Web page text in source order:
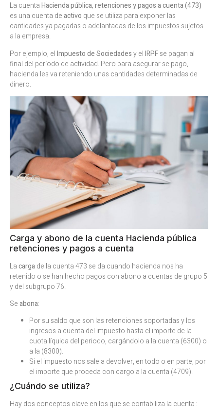
La cuentaHacienda pública, retenciones y pagos a cuenta (473)
es una cuenta deactivo que se utiliza para exponer las
cantidades ya pagadas o adelantadas de los impuestos sujetos
a la empresa.
Por ejemplo, elImpuesto de Sociedadesy elIRPFse pagan al
final del período de actividad. Pero para asegurar se pago,
hacienda les va reteniendo unas cantidades determinadas de
dinero.
Carga y abono de la cuenta Hacienda pública
retenciones y pagos a cuenta
Lacargade la cuenta 473 se da cuando hacienda nos ha
retenido o se han hecho pagos con abono a cuentas de grupo 5
y del subgrupo 76.
Seabona:
Por su saldo que son las retenciones soportadas y los
ingresos a cuenta del impuesto hasta el importe de la
cuota líquida del periodo, cargándolo a la cuenta (6300) o
a la (8300).
Si el impuesto nos sale a devolver, en todo o en parte, por
el importe que proceda con cargo a la cuenta (4709).
¿Cuándo se utiliza?
Hay dos conceptos clave en los que se contabiliza la cuenta :